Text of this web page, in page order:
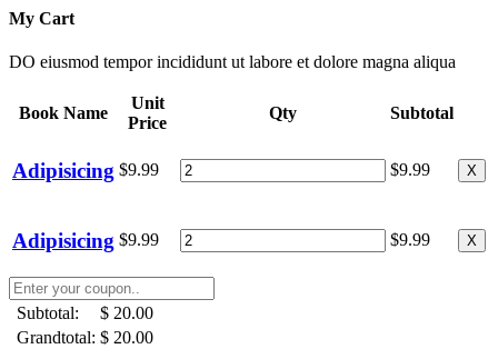
My Cart
DO eiusmod tempor incididunt ut labore et dolore magna aliqua
Book Name
Unit
Price
Qty Subtotal
Adipisicing $9.99 $9.99 X
Adipisicing $9.99 $9.99 X
Subtotal:
$ 20.00
Grandtotal: $ 20.00